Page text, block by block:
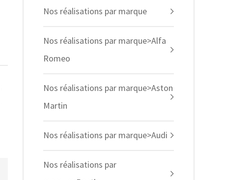
Nos réalisations par marque
Nos réalisations par marque>Alfa
Romeo
Nos réalisations par marque>Aston
Martin
Nos réalisations par marque>Audi
Nos réalisations par